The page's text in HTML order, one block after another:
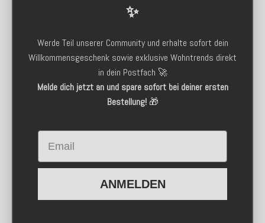
✨
Werde Teil unserer Community und erhalte sofort dein
Willkommensgeschenk sowie exklusive Wohntrends direkt
in dein Postfach 🚀
Melde dich jetzt an und spare sofort bei deiner ersten
Bestellung!🎁
Email
ANMELDEN